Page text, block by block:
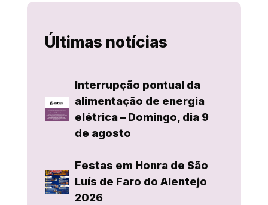
Últimas notícias
Interrupção pontual da
alimentação de energia
elétrica – Domingo, dia 9
de agosto
Festas em Honra de São
Luís de Faro do Alentejo
2026